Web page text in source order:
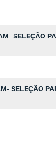
SELEÇÃO
SELEÇÃO